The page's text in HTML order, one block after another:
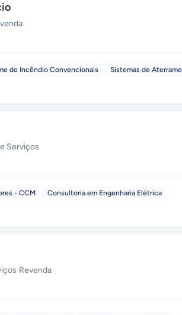
de Incêndio Convencionais
Sistemas de
Serviços
- CCM
Consultoria em Engenharia Elétrica
·Revenda